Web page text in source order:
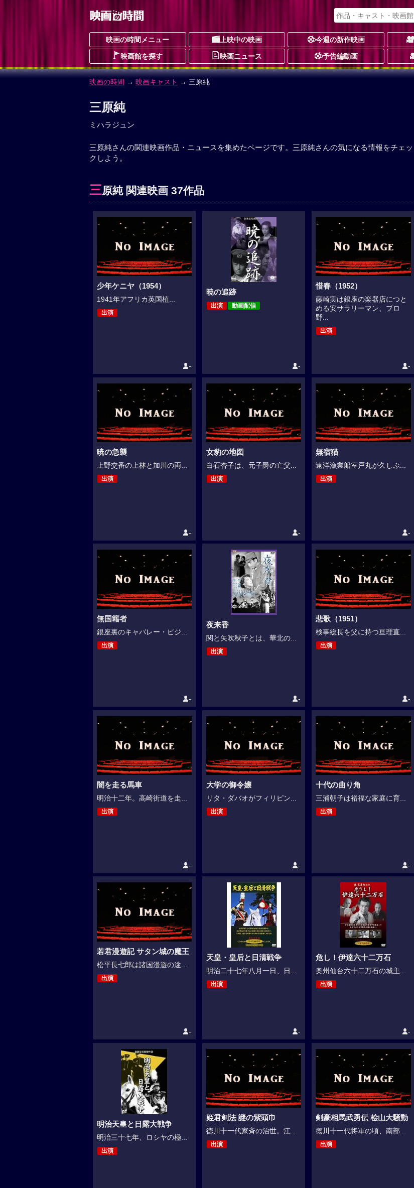
映画の時間メニュー 上映中の映画 今週の新作映画
映画館を探す 映画ニュース 予告編動画
映画の時間 → 映画キャスト → 三原純
三原純
ミハラジュン
三原純さんの関連映画作品・ニュースを集めたページです。三原純さんの気になる情報をチェッ
クしよう。
三原純 関連映画 37作品
少年ケニヤ（1954）
1941年アフリカ英国植...
出演
-
暁の追跡
出演 動画配信
-
惜春（1952）
藤崎実は銀座の楽器店につと
める安サラリーマン、プロ
野...
出演
-
暁の急襲
上野交番の上林と加川の両...
出演
-
女豹の地図
白石杏子は、元子爵の亡父...
出演
-
無宿猫
遠洋漁業船室戸丸が久しぶ...
出演
-
無国籍者
銀座裏のキャバレー・ピジ...
出演
-
夜来香
関と矢吹秋子とは、華北の...
出演
-
悲歌（1951）
検事総長を父に持つ亘理直...
出演
-
闇を走る馬車
明治十二年。高崎街道を走...
出演
-
大学の御令嬢
リタ・ダバオがフィリピン...
出演
-
十代の曲り角
三浦朝子は裕福な家庭に育...
出演
-
若君漫遊記 サタン城の魔王
松平長七郎は諸国漫遊の途...
出演
-
天皇・皇后と日清戦争
明治二十七年八月一日、日...
出演
-
危し！伊達六十二万石
奥州仙台六十二万石の城主...
出演
-
明治天皇と日露大戦争
明治三十七年、ロシヤの極...
出演
姫君剣法 謎の紫頭巾
徳川十一代家斉の治世。江...
出演
剣豪相馬武勇伝 桧山大騒動
徳川十一代将軍の頃、南部...
出演